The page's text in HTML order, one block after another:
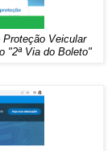
Veicular
"2ª Via do Boleto"